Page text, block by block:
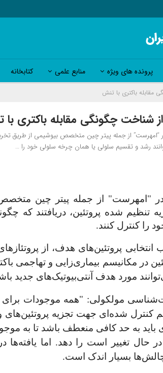
پرونده های ویژه منابع علمی کتابخانه
مقابله باکتری با تنش
شناخت چگونگی مقابله باکتری
از جمله پیتر چین متخصص بیوشیمی از طریق
رشد و تقسیم سلولی یا همان چرخه سلولی خود را …
" امهرست" از جمله پیتر چین
تنظیم شده پروتئین، دریافتند که
را کنترل کنند.
پروتئینهای هدف،
از
در مکانیسم بیماریزایی و تهاجمی
مورد هدف آنتی‌بیوتیک‌های جدید
مولکولی: "همه موجودات ‌برای
کنترل شده ای جهت تجزیه پروتئینهای
باید به حد کافی منعطف باشد تا به
حال تغییر است را دهد. اما یافته‌ها
ها بسیار اندک است.